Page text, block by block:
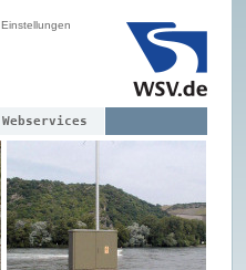
Einstellungen
Webservices